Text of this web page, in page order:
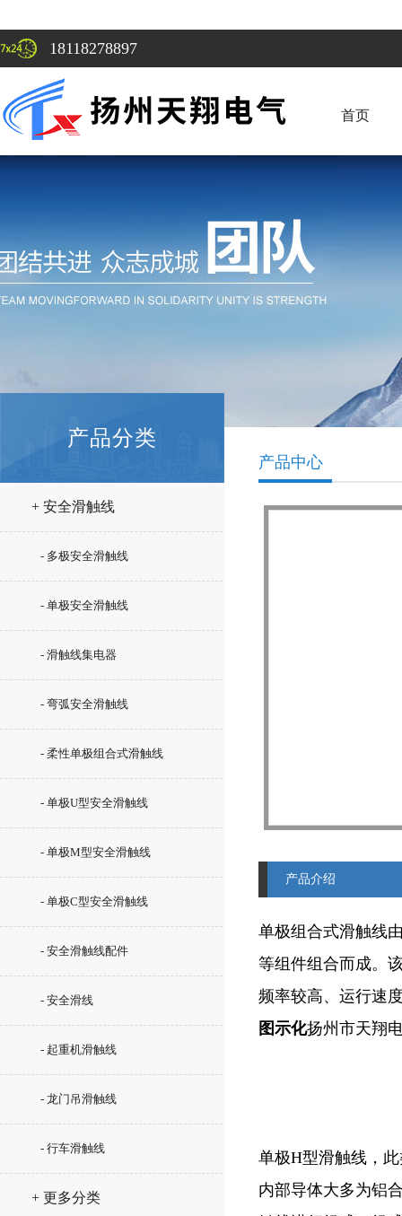
18118278897
首页
产品分类
+ 安全滑触线
- 多极安全滑触线
- 单极安全滑触线
- 滑触线集电器
- 弯弧安全滑触线
- 柔性单极组合式滑触线
- 单极U型安全滑触线
- 单极M型安全滑触线
- 单极C型安全滑触线
- 安全滑触线配件
- 安全滑线
- 起重机滑触线
- 龙门吊滑触线
- 行车滑触线
+ 更多分类
产品中心
产品介绍
单极组合式滑触线
等组件组合而成。
频率较高、运行速
图示化扬州市天翔
单极H型滑触线，
内部导体大多为铝